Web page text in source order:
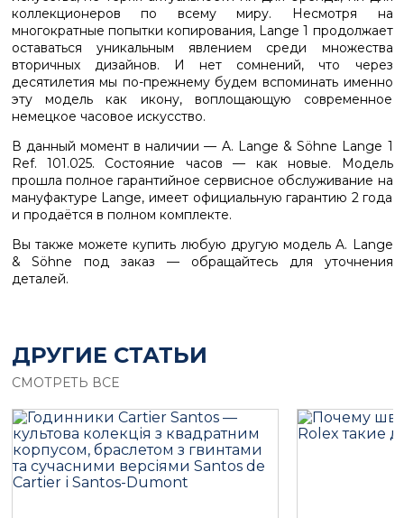
коллекционеров по всему миру. Несмотря на
многократные попытки копирования, Lange 1 продолжает
оставаться уникальным явлением среди множества
вторичных дизайнов. И нет сомнений, что через
десятилетия мы по-прежнему будем вспоминать именно
эту модель как икону, воплощающую современное
немецкое часовое искусство.
В данный момент в наличии — A. Lange & Söhne Lange 1
Ref. 101.025. Состояние часов — как новые. Модель
прошла полное гарантийное сервисное обслуживание на
мануфактуре Lange, имеет официальную гарантию 2 года
и продаётся в полном комплекте.
Вы также можете купить любую другую модель A. Lange
& Söhne под заказ — обращайтесь для уточнения
деталей.
ДРУГИЕ СТАТЬИ
СМОТРЕТЬ ВСЕ